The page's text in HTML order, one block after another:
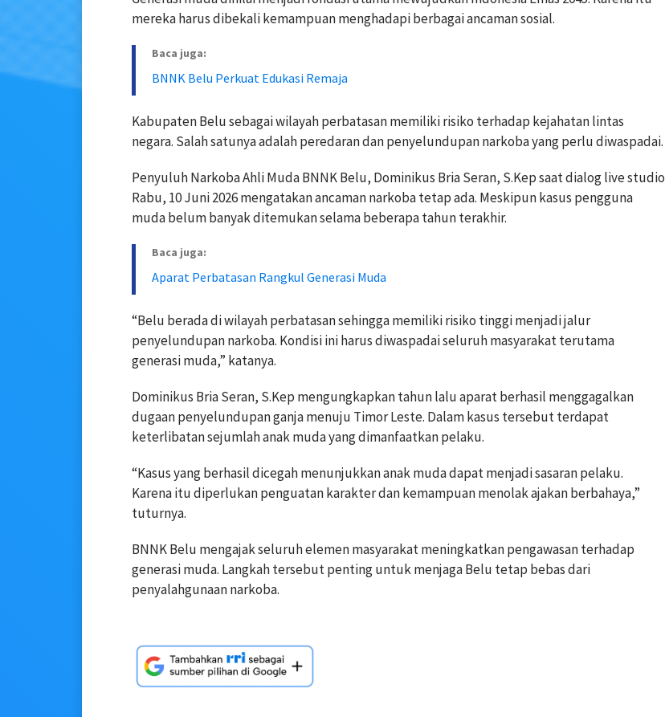
mereka harus dibekali kemampuan menghadapi berbagai ancaman sosial.
Baca juga:
BNNK Belu Perkuat Edukasi Remaja
Kabupaten Belu sebagai wilayah perbatasan memiliki risiko terhadap kejahatan lintas
negara. Salah satunya adalah peredaran dan penyelundupan narkoba yang perlu diwaspadai.
Penyuluh Narkoba Ahli Muda BNNK Belu, Dominikus Bria Seran, S.Kep saat dialog live studio
Rabu, 10 Juni 2026 mengatakan ancaman narkoba tetap ada. Meskipun kasus pengguna
muda belum banyak ditemukan selama beberapa tahun terakhir.
Baca juga:
Aparat Perbatasan Rangkul Generasi Muda
“Belu berada di wilayah perbatasan sehingga memiliki risiko tinggi menjadi jalur
penyelundupan narkoba. Kondisi ini harus diwaspadai seluruh masyarakat terutama
generasi muda,” katanya.
Dominikus Bria Seran, S.Kep mengungkapkan tahun lalu aparat berhasil menggagalkan
dugaan penyelundupan ganja menuju Timor Leste. Dalam kasus tersebut terdapat
keterlibatan sejumlah anak muda yang dimanfaatkan pelaku.
“Kasus yang berhasil dicegah menunjukkan anak muda dapat menjadi sasaran pelaku.
Karena itu diperlukan penguatan karakter dan kemampuan menolak ajakan berbahaya,”
tuturnya.
BNNK Belu mengajak seluruh elemen masyarakat meningkatkan pengawasan terhadap
generasi muda. Langkah tersebut penting untuk menjaga Belu tetap bebas dari
penyalahgunaan narkoba.